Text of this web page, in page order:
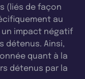
(liés de façon
au
un impact négatif
détenus. Ainsi,
quant à la
détenus par la